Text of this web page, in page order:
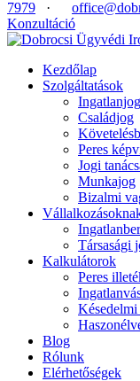
7979
·
Konzultáció
Kezdőlap
Szolgáltatások
Ingatlanjog
Családjog
Peres
Jogi
Munkajog
Bizalmi
Társasági
Kalkulátorok
Peres
Blog
Rólunk
Elérhetőségek